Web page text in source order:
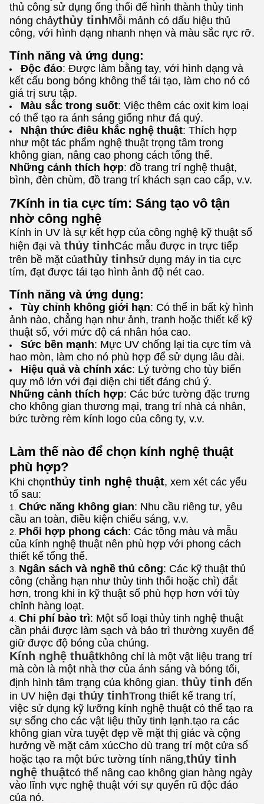
thủ công sử dụng ống thổi để hình thành thủy tinh
nóng chảythủy tinhMỗi mảnh có dấu hiệu thủ
công, với hình dạng nhanh nhẹn và màu sắc rực rỡ.
Tính năng và ứng dụng:
Độc đáo: Được làm bằng tay, với hình dạng và
kết cấu bong bóng không thể tái tạo, làm cho nó có
giá trị sưu tập.
Màu sắc trong suốt: Việc thêm các oxit kim loại
có thể tạo ra ánh sáng giống như đá quý.
Nhận thức điêu khắc nghệ thuật: Thích hợp
như một tác phẩm nghệ thuật trọng tâm trong
không gian, nâng cao phong cách tổng thể.
Những cảnh thích hợp: đồ trang trí nghệ thuật,
bình, đèn chùm, đồ trang trí khách sạn cao cấp, v.v.
7Kính in tia cực tím: Sáng tạo vô tận
nhờ công nghệ
Kính in UV là sự kết hợp của công nghệ kỹ thuật số
hiện đại và thủy tinhCác mẫu được in trực tiếp
trên bề mặt củathủy tinhsử dụng máy in tia cực
tím, đạt được tái tạo hình ảnh độ nét cao.
Tính năng và ứng dụng:
Tùy chỉnh không giới hạn: Có thể in bất kỳ hình
ảnh nào, chẳng hạn như ảnh, tranh hoặc thiết kế kỹ
thuật số, với mức độ cá nhân hóa cao.
Sức bền mạnh: Mực UV chống lại tia cực tím và
hao mòn, làm cho nó phù hợp để sử dụng lâu dài.
Hiệu quả và chính xác: Lý tưởng cho tùy biến
quy mô lớn với đại diện chi tiết đáng chú ý.
Những cảnh thích hợp: Các bức tường đặc trưng
cho không gian thương mại, trang trí nhà cá nhân,
bức tường rèm kính logo của công ty, v.v.
Làm thế nào để chọn kính nghệ thuật
phù hợp?
Khi chọnthủy tinh nghệ thuật, xem xét các yếu
tố sau:
Chức năng không gian: Nhu cầu riêng tư, yêu
cầu an toàn, điều kiện chiếu sáng, v.v.
Phối hợp phong cách: Các tông màu và mẫu
của kính nghệ thuật nên phù hợp với phong cách
thiết kế tổng thể.
Ngân sách và nghề thủ công: Các kỹ thuật thủ
công (chẳng hạn như thủy tinh thổi hoặc chì) đắt
hơn, trong khi in kỹ thuật số phù hợp hơn với tùy
chỉnh hàng loạt.
Chi phí bảo trì: Một số loại thủy tinh nghệ thuật
cần phải được làm sạch và bảo trì thường xuyên để
giữ được độ bóng của chúng.
Kính nghệ thuậtkhông chỉ là một vật liệu trang trí
mà còn là một nhà thơ của ánh sáng và bóng tối,
định hình tâm trạng của không gian. thủy tinh đến
in UV hiện đại thủy tinhTrong thiết kế trang trí,
việc sử dụng kỹ lưỡng kính nghệ thuật có thể tạo ra
sự sống cho các vật liệu thủy tinh lạnh.tạo ra các
không gian vừa tuyệt đẹp về mặt thị giác và cộng
hưởng về mặt cảm xúcCho dù trang trí một cửa sổ
hoặc tạo ra một bức tường tính năng,thủy tinh
nghệ thuậtcó thể nâng cao không gian hàng ngày
vào lĩnh vực nghệ thuật với sự quyến rũ độc đáo
của nó.